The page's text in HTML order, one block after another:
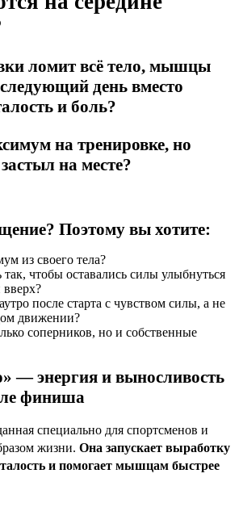
ломит всё тело, мышцы
день вместо
и боль?
на тренировке, но
на месте?
Поэтому вы хотите:
из своего тела?
чтобы оставались силы улыбнуться
после старта с чувством силы, а не
движении?
соперников, но и собственные
— энергия и выносливость
финиша
специально для спортсменов и
жизни. Она запускает выработку
и помогает мышцам быстрее